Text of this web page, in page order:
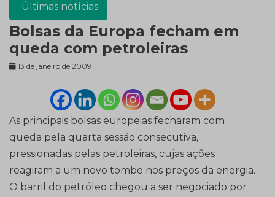
Últimas notícias
Bolsas da Europa fecham em
queda com petroleiras
13 de janeiro de 2009
As principais bolsas europeias fecharam com
queda pela quarta sessão consecutiva,
pressionadas pelas petroleiras, cujas ações
reagiram a um novo tombo nos preços da energia.
O barril do petróleo chegou a ser negociado por